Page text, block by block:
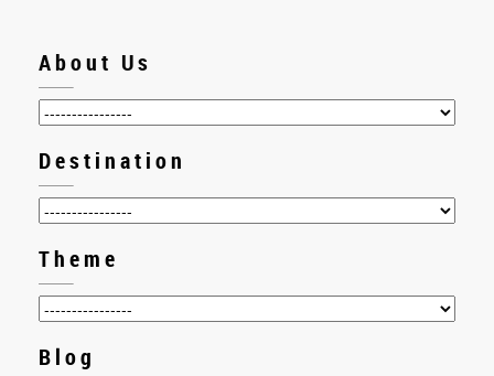
About Us
Destination
Theme
Blog